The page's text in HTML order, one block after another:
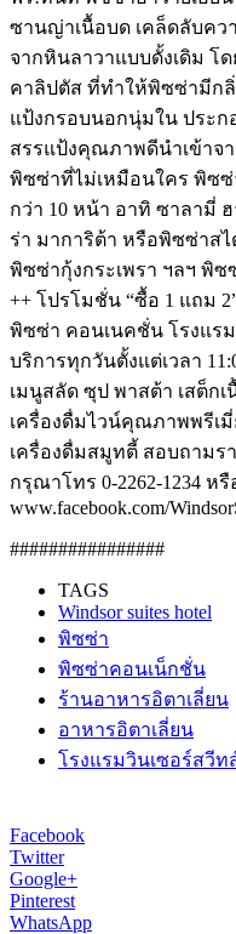
ซานญ่าเนื้อบด เคล็ดลับคว
จากหินลาวาแบบดั้งเดิม โ
คาลิปตัส ที่ทำให้พิซซ่ามีก
แป้งกรอบนอกนุ่มใน ประก
สรรแป้งคุณภาพดีนำเข้าจ
พิซซ่าที่ไม่เหมือนใคร พิซ
กว่า 10 หน้า อาทิ ซาลามี่
ร่า มาการิต้า หรือพิซซ่าส
พิซซ่ากุ้งกระเพรา ฯลฯ พิซ
++ โปรโมชั่น “ซื้อ 1 แถม
พิซซ่า คอนเนคชั่น โรงแร
บริการทุกวันตั้งแต่เวลา
เมนูสลัด ซุป พาสต้า เสต็กเ
เครื่องดื่มไวน์คุณภาพพรีเ
เครื่องดื่มสมูทตี้ สอบถามร
กรุณาโทร 0-2262-1234 หรื
www.facebook.com/
################
TAGS
Windsor suites hotel
พิซซ่า
พิซซ่าคอนเน็กชั่น
ร้านอาหารอิตาเลี่ยน
อาหารอิตาเลี่ยน
โรงแรมวินเซอร์สวีท
Facebook
Twitter
Google+
Pinterest
WhatsApp